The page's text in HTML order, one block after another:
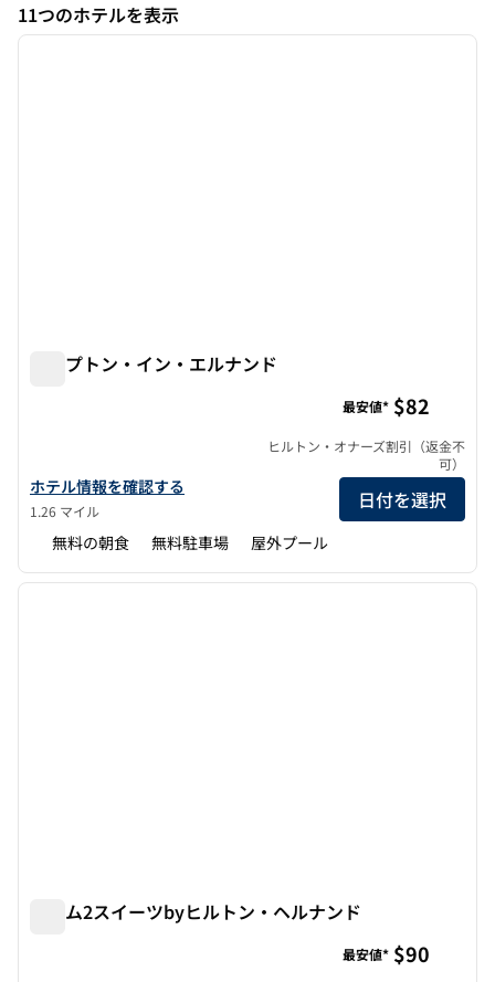
11つのホテルを表示
11つのホテルを表示
1/12
次の
ハンプトン・イン・エルナンド
ハンプトン・イン・ヘルナンドの詳細を見る
ホテル情報を確認する
1.26 マイル
最安値* $82
ヒルトン・オナーズ割引（返金不
可）
日付を選択
無料の朝食 無料駐車場 屋外プール
1/12
1/12
次の
ホーム2スイーツbyヒルトン・ヘルナンド
最安値* $90